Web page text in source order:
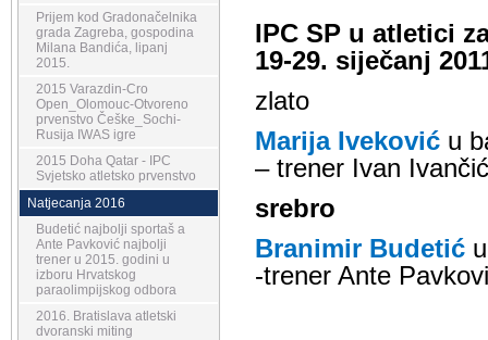
IPC SP u atletici
19-29. siječanj
zlato
Marija Ivekoviću
– trener Ivan Ivančić
srebro
Branimir Budetiću
-trener Ante
Prijem kod Gradonačelnika
grada Zagreba, gospodina
Milana Bandića, lipanj
2015.
2015 Varazdin-Cro
Open_Olomouc-Otvoreno
prvenstvo Češke_Sochi-
Rusija IWAS igre
2015 Doha Qatar - IPC
Svjetsko atletsko prvenstvo
Natjecanja 2016
Budetić najbolji sportaš a
Ante Pavković najbolji
trener u 2015. godini u
izboru Hrvatskog
paraolimpijskog odbora
2016. Bratislava atletski
dvoranski miting